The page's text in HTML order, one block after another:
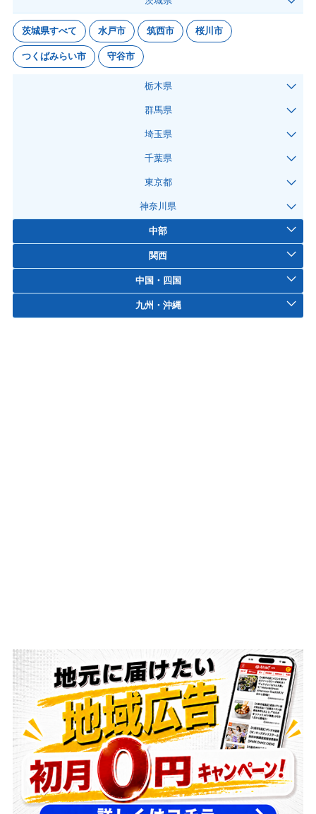
茨城県すべて 水戸市 筑西市 桜川市
つくばみらい市 守谷市
栃木県
群馬県
埼玉県
千葉県
東京都
神奈川県
中部
関西
中国・四国
九州・沖縄